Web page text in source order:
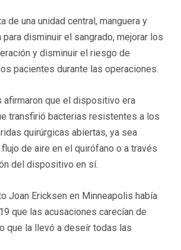
de una unidad central, manguera y
disminuir el sangrado, mejorar los
y disminuir el riesgo de
pacientes durante las operaciones.
afirmaron que el dispositivo era
transfirió bacterias resistentes a los
quirúrgicas abiertas, ya sea
de aire en el quirófano o a través
del dispositivo en sí.
Joan Ericksen en Minneapolis había
que las acusaciones carecían de
que la llevó a deseír todas las